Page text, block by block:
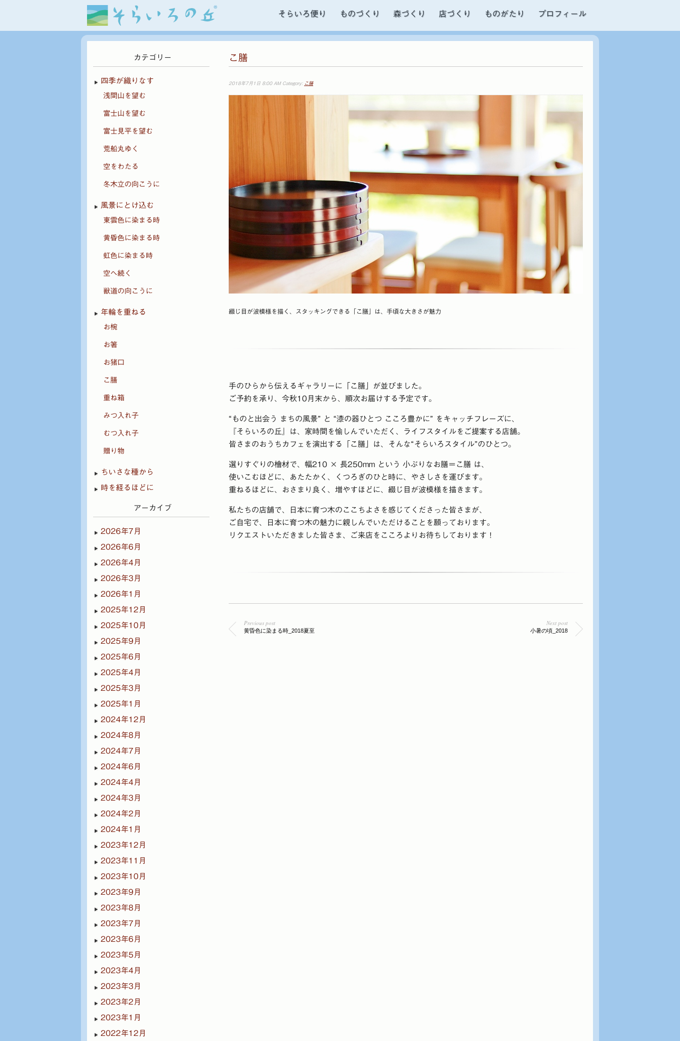
そらいろ便り ものづくり 森づくり 店づくり ものがたり プロフィール
こ膳
2018年7月1日 8:00 AM Category: こ膳
綴じ目が波模様を描く、スタッキングできる「こ膳」は、手頃な大きさが魅力
手のひらから伝えるギャラリーに「こ膳」が並びました。
ご予約を承り、今秋10月末から、順次お届けする予定です。
“ものと出会う まちの風景” と “漆の器ひとつ こころ豊かに” をキャッチフレーズに、
『そらいろの丘』は、家時間を愉しんでいただく、ライフスタイルをご提案する店舗。
皆さまのおうちカフェを演出する「こ膳」は、そんな“そらいろスタイル”のひとつ。
選りすぐりの檜材で、幅210 × 長250mm という 小ぶりなお膳＝こ膳 は、
使いこむほどに、あたたかく、くつろぎのひと時に、やさしさを運びます。
重ねるほどに、おさまり良く、増やすほどに、綴じ目が波模様を描きます。
私たちの店舗で、日本に育つ木のここちよさを感じてくださった皆さまが、
ご自宅で、日本に育つ木の魅力に親しんでいただけることを願っております。
リクエストいただきました皆さま、ご来店をこころよりお待ちしております！
Previous post
黄昏色に染まる時_2018夏至
Next post
小暑の頃_2018
カテゴリー
四季が織りなす
浅間山を望む
富士山を望む
富士見平を望む
荒船丸ゆく
空をわたる
冬木立の向こうに
風景にとけ込む
東雲色に染まる時
黄昏色に染まる時
虹色に染まる時
空へ続く
獣道の向こうに
年輪を重ねる
お椀
お箸
お猪口
こ膳
重ね箱
みつ入れ子
むつ入れ子
贈り物
ちいさな種から
時を経るほどに
アーカイブ
2026年7月
2026年6月
2026年4月
2026年3月
2026年1月
2025年12月
2025年10月
2025年9月
2025年6月
2025年4月
2025年3月
2025年1月
2024年12月
2024年8月
2024年7月
2024年6月
2024年4月
2024年3月
2024年2月
2024年1月
2023年12月
2023年11月
2023年10月
2023年9月
2023年8月
2023年7月
2023年6月
2023年5月
2023年4月
2023年3月
2023年2月
2023年1月
2022年12月